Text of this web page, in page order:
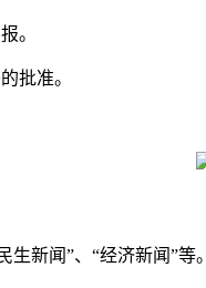
。
批准。
新闻”、“经济新闻”等。